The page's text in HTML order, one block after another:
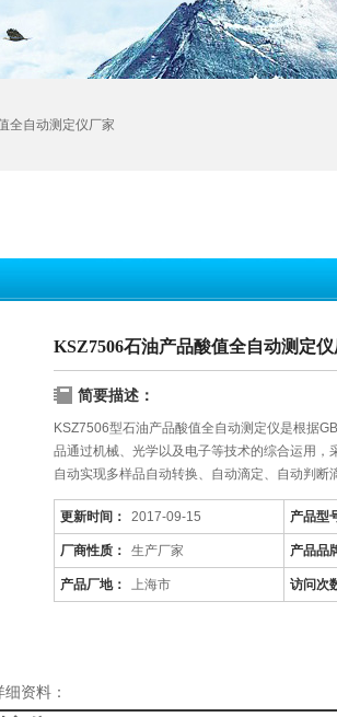
全自动测定仪厂家
KSZ7506石油产品酸值全自动测定
简要描述：
KSZ7506型石油产品酸值全自动测定仪是根据
品通过机械、光学以及电子等技术的综合运用，
自动实现多样品自动转换、自动滴定、自动判断
功能，该系统稳定可靠，并配有RS232通讯接口
据，处理后期数据等，自动化程度高。
更新时间： 2017-09-15 产品型
厂商性质： 生产厂家 产品品
产品厂地： 上海市 访问次
资料：